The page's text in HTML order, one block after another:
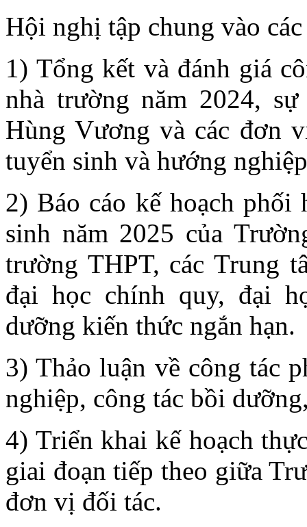
Hội nghị tập chung vào
1) Tổng kết và đánh giá
nhà trường năm 2024,
Hùng Vương và các đơn
tuyển sinh và hướng
2) Báo cáo kế hoạch
sinh năm 2025 của
trường THPT, các Trung
đại học chính quy, đại
dưỡng kiến thức ngắn hạn.
3) Thảo luận về công tác
nghiệp, công tác bồi
4) Triển khai kế hoạch
giai đoạn tiếp theo giữa
đơn vị đối tác.